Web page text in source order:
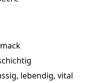
lebendig, vital